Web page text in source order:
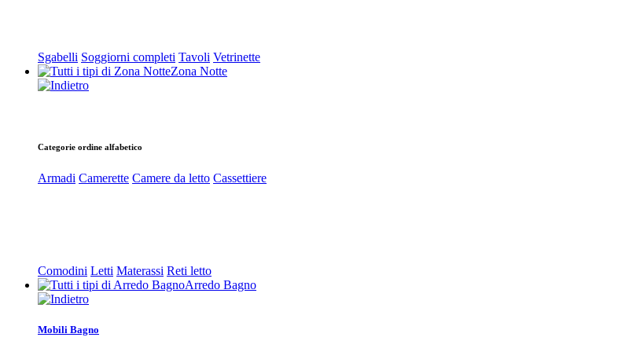
Sgabelli Soggiorni completi Tavoli Vetrinette
Zona Notte
Categorie ordine alfabetico
Armadi Camerette Camere da letto Cassettiere
Comodini Letti Materassi Reti letto
Arredo Bagno
Mobili Bagno